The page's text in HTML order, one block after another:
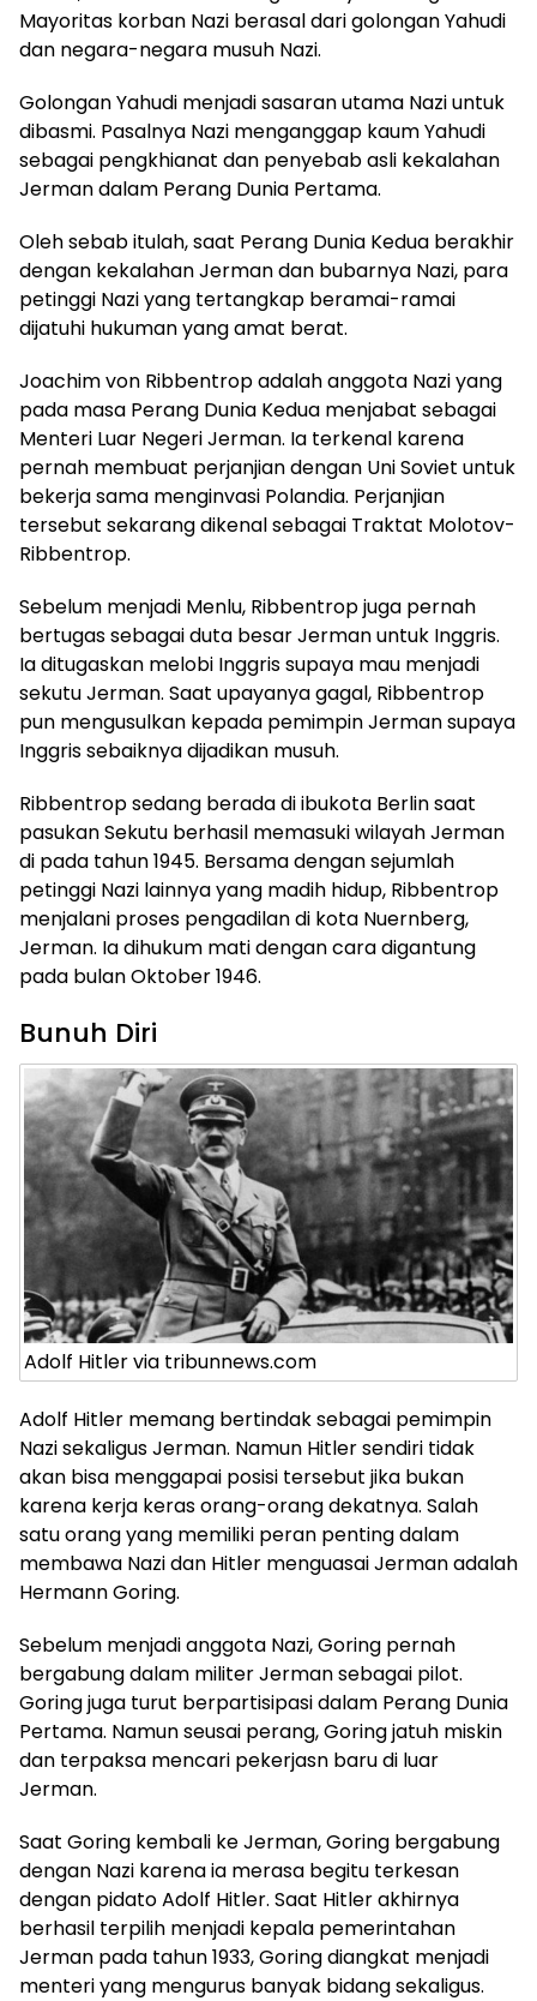
Mayoritas korban Nazi berasal dari golongan Yahudi
dan negara-negara musuh Nazi.
Golongan Yahudi menjadi sasaran utama Nazi untuk
dibasmi. Pasalnya Nazi menganggap kaum Yahudi
sebagai pengkhianat dan penyebab asli kekalahan
Jerman dalam Perang Dunia Pertama.
Oleh sebab itulah, saat Perang Dunia Kedua berakhir
dengan kekalahan Jerman dan bubarnya Nazi, para
petinggi Nazi yang tertangkap beramai-ramai
dijatuhi hukuman yang amat berat.
Joachim von Ribbentrop adalah anggota Nazi yang
pada masa Perang Dunia Kedua menjabat sebagai
Menteri Luar Negeri Jerman. Ia terkenal karena
pernah membuat perjanjian dengan Uni Soviet untuk
bekerja sama menginvasi Polandia. Perjanjian
tersebut sekarang dikenal sebagai Traktat Molotov-
Ribbentrop.
Sebelum menjadi Menlu, Ribbentrop juga pernah
bertugas sebagai duta besar Jerman untuk Inggris.
Ia ditugaskan melobi Inggris supaya mau menjadi
sekutu Jerman. Saat upayanya gagal, Ribbentrop
pun mengusulkan kepada pemimpin Jerman supaya
Inggris sebaiknya dijadikan musuh.
Ribbentrop sedang berada di ibukota Berlin saat
pasukan Sekutu berhasil memasuki wilayah Jerman
di pada tahun 1945. Bersama dengan sejumlah
petinggi Nazi lainnya yang madih hidup, Ribbentrop
menjalani proses pengadilan di kota Nuernberg,
Jerman. Ia dihukum mati dengan cara digantung
pada bulan Oktober 1946.
Bunuh Diri
Adolf Hitler via tribunnews.com
Adolf Hitler memang bertindak sebagai pemimpin
Nazi sekaligus Jerman. Namun Hitler sendiri tidak
akan bisa menggapai posisi tersebut jika bukan
karena kerja keras orang-orang dekatnya. Salah
satu orang yang memiliki peran penting dalam
membawa Nazi dan Hitler menguasai Jerman adalah
Hermann Goring.
Sebelum menjadi anggota Nazi, Goring pernah
bergabung dalam militer Jerman sebagai pilot.
Goring juga turut berpartisipasi dalam Perang Dunia
Pertama. Namun seusai perang, Goring jatuh miskin
dan terpaksa mencari pekerjasn baru di luar
Jerman.
Saat Goring kembali ke Jerman, Goring bergabung
dengan Nazi karena ia merasa begitu terkesan
dengan pidato Adolf Hitler. Saat Hitler akhirnya
berhasil terpilih menjadi kepala pemerintahan
Jerman pada tahun 1933, Goring diangkat menjadi
menteri yang mengurus banyak bidang sekaligus.